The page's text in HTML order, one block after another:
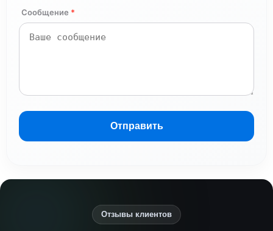
Сообщение *
Отправить
Отзывы клиентов